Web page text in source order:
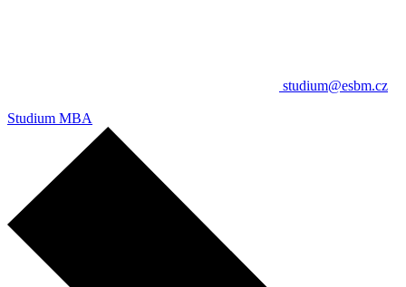
studium@esbm.cz
Studium MBA